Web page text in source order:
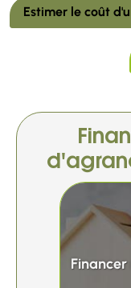
Estimer le coût